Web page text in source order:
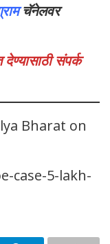
चॅनेलवर
संपर्क
Bharat on
case-5-lakh-